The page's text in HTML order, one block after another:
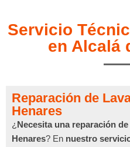
Servicio
en Alcalá
Reparación de
Henares
¿ Necesita una reparación
Henares? En nuestro